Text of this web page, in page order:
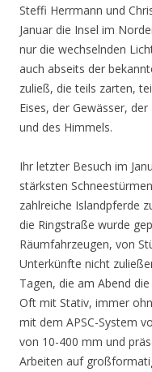
Steffi Herrmann und
Januar die Insel im
nur die wechselnden
auch abseits der
zuließ, die teils zarten,
Eises, der Gewässer,
und des Himmels.
Ihr letzter Besuch im
stärksten
zahlreiche Islandpferde
die Ringstraße wurde
Räumfahrzeugen, von
Unterkünfte nicht
Tagen, die am Abend
Oft mit Stativ, immer
mit dem APSC-System
von 10-400 mm und
Arbeiten auf